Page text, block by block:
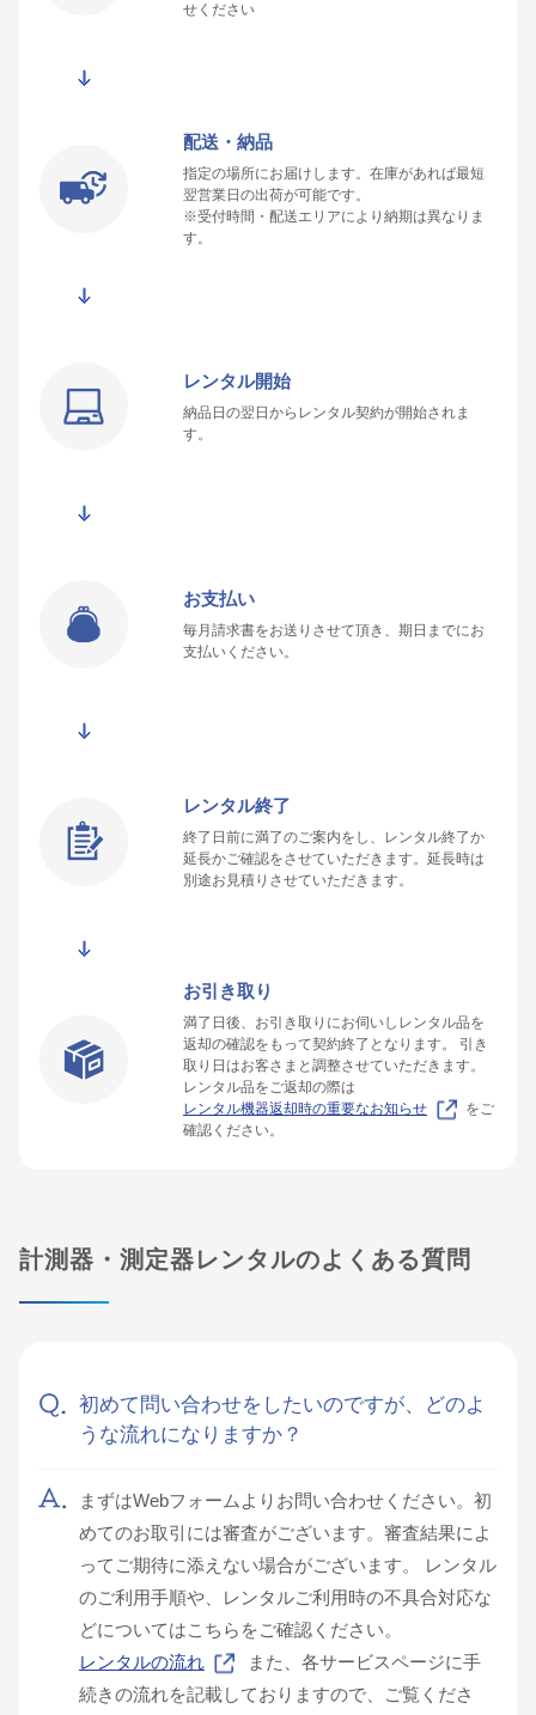
せください
配送・納品
指定の場所にお届けします。在庫があれば最短
翌営業日の出荷が可能です。
※受付時間・配送エリアにより納期は異なりま
す。
レンタル開始
納品日の翌日からレンタル契約が開始されま
す。
お支払い
毎月請求書をお送りさせて頂き、期日までにお
支払いください。
レンタル終了
終了日前に満了のご案内をし、レンタル終了か
延長かご確認をさせていただきます。延長時は
別途お見積りさせていただきます。
お引き取り
満了日後、お引き取りにお伺いしレンタル品を
返却の確認をもって契約終了となります。 引き
取り日はお客さまと調整させていただきます。
レンタル品をご返却の際は
レンタル機器返却時の重要なお知らせ
をご
確認ください。
計測器・測定器レンタルのよくある質問
初めて問い合わせをしたいのですが、どのよ
うな流れになりますか？
まずはWebフォームよりお問い合わせください。初
めてのお取引には審査がございます。審査結果によ
ってご期待に添えない場合がございます。 レンタル
のご利用手順や、レンタルご利用時の不具合対応な
どについてはこちらをご確認ください。
レンタルの流れ
また、各サービスページに手
続きの流れを記載しておりますので、ご覧くださ